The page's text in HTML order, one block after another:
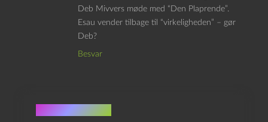
Deb Mivvers møde med “Den Plaprende”.
Esau vender tilbage til “virkeligheden” – gør
Deb?
Besvar
Skriv et svar